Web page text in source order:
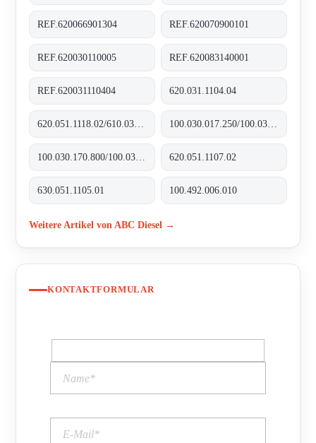
REF.620066901304 REF.620070900101
REF.620030110005 REF.620083140001
REF.620031110404 620.031.1104.04
620.051.1107.02
630.051.1105.01 100.492.006.010
Weitere Artikel von ABC Diesel →
KONTAKTFORMULAR